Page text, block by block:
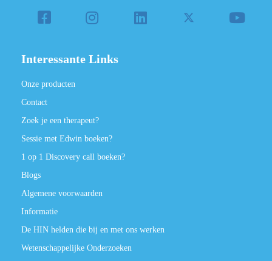
Interessante Links
Onze producten
Contact
Zoek je een therapeut?
Sessie met Edwin boeken?
1 op 1 Discovery call boeken?
Blogs
Algemene voorwaarden
Informatie
De HIN helden die bij en met ons werken
Wetenschappelijke Onderzoeken